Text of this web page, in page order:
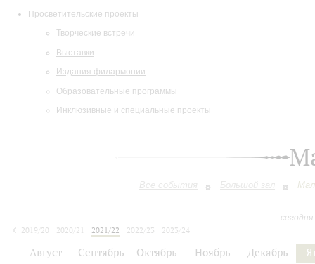
Просветительские проекты
Творческие встречи
Выставки
Издания филармонии
Образовательные программы
Инклюзивные и специальные проекты
Все события Большой зал
2019/20
2020/21 2021/22 2022/23
2023/24
Август Сентябрь Октябрь Ноябрь Декабрь